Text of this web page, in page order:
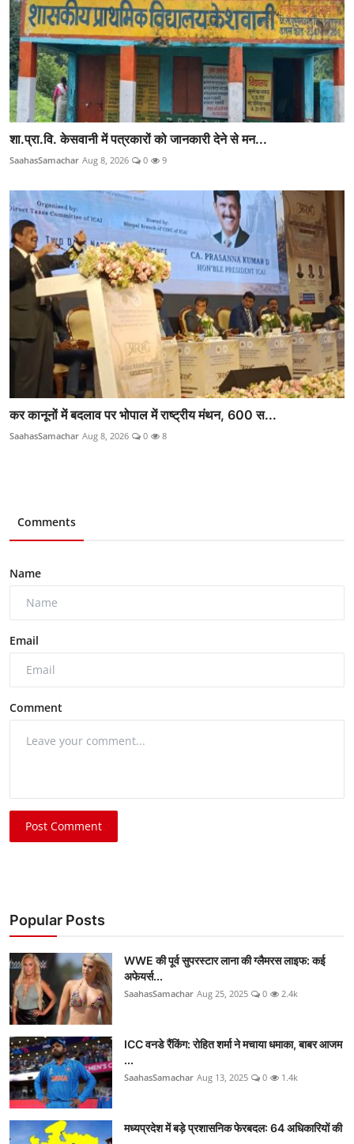
शा.प्रा.वि. केसवानी में पत्रकारों को जानकारी देने से मन...
SaahasSamachar Aug 8, 2026 0 9
कर कानूनों में बदलाव पर भोपाल में राष्ट्रीय मंथन, 600 स...
SaahasSamachar Aug 8, 2026 0 8
Comments
Name
Email
Comment
Post Comment
Popular Posts
WWE की पूर्व सुपरस्टार लाना की ग्लैमरस लाइफ: कई
अफेयर्स...
SaahasSamachar Aug 25, 2025 0 2.4k
ICC वनडे रैंकिंग: रोहित शर्मा ने मचाया धमाका, बाबर आजम
...
SaahasSamachar Aug 13, 2025 0 1.4k
मध्यप्रदेश में बड़े प्रशासनिक फेरबदल: 64 अधिकारियों की